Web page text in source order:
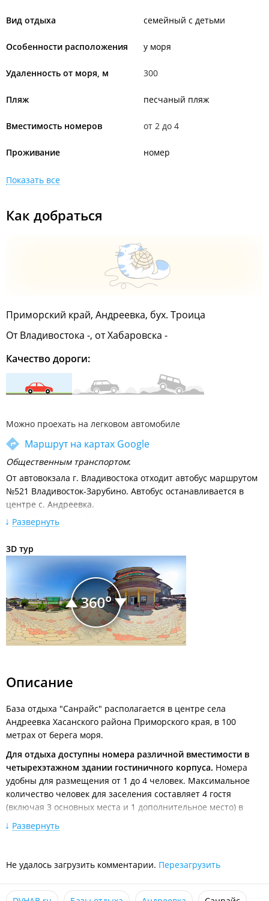
Вид отдыха семейный с детьми
Особенности расположения у моря
Удаленность от моря, м 300
Пляж песчаный пляж
Вместимость номеров от 2 до 4
Проживание номер
Показать все
Как добраться
Приморский край, Андреевка, бух. Троица
От Владивостока -, от Хабаровска -
Качество дороги:
Можно проехать на легковом автомобиле
Маршрут на картах Google
Общественным транспортом:
От автовокзала г. Владивостока отходит автобус маршрутом
№521 Владивосток-Зарубино. Автобус останавливается в
центре c. Андреевка.
Все рейсовые автобусы заходящие в Андреевку в летнее
время, проходят мимо базы отдыха "Санрайс". Остановка
чуть дальше в 100 м около гостиницы и супермаркета
"Елена".
Расписание движения междугородних автобусов от
автовокзала Владивосток
На собственном автомобиле:
Из Владивостокапо трассе М60 Владивосток–Уссурийск до
поворота на п. Кипарисово (60 км). Далее, следуя указателю,
повернуть направо под мост с выездом налево в сторону п.
согласно указателям. Через ~150 км будет поворот с трассы
Из Уссурийскапо трассе Уссурийск–Владивосток до
поворота на п. Раздольное. В п. Раздольное поворот
направо на мост на п. Краскино, пгт. Славянку (указатель).
Далее также, как из Владивостока.
Развернуть
3D тур
Описание
База отдыха "Санрайс" располагается в центре села
Андреевка Хасанского района Приморского края, в 100
метрах от берега моря.
Для отдыха доступны номера различной вместимости в
четырехэтажном здании гостиничного корпуса. Номера
удобны для размещения от 1 до 4 человек. Максимальное
количество человек для заселения составляет 4 гостя
(включая 3 основных места и 1 дополнительное место) в
зависимости от категории.
Мебель;
Санузел (в зависимости от категории номера);
Развернуть
Не удалось загрузить комментарии. Перезагрузить